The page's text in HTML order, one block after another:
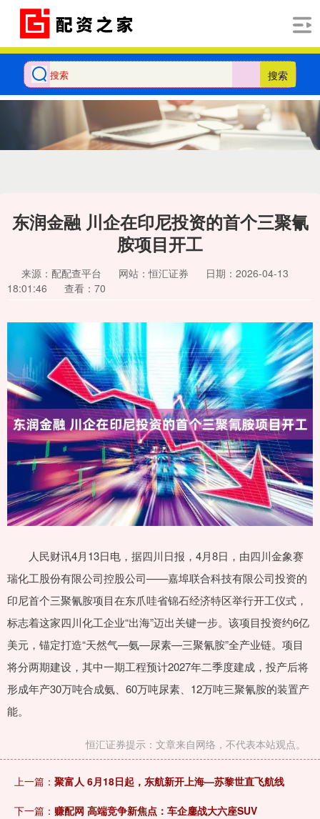
搜索
东润金融 川企在印尼投资的首个三聚氰
胺项目开工
来源：配配查平台 网站：恒汇证券
日期：2026-04-13
18:01:46
查看：70
人民财讯4月13日电，据四川日报，4月8日，由四川金象赛
瑞化工股份有限公司控股公司——嘉埠联合科技有限公司投资的
印尼首个三聚氰胺项目在东爪哇省锦石经济特区举行开工仪式，
标志着这家四川化工企业“出海”迈出关键一步。该项目投资约6亿
美元，锚定打造“天然气—氨—尿素—三聚氰胺”全产业链。项目
将分两期建设，其中一期工程预计2027年二季度建成，投产后将
形成年产30万吨合成氨、60万吨尿素、12万吨三聚氰胺的装置产
能。
恒汇证券提示：文章来自网络，不代表本站观点。
上一篇： 聚富人 6月18日起，东航新开上海—苏黎世直飞航线
下一篇： 赚配网 高端竞争新焦点：车企鏖战大六座SUV